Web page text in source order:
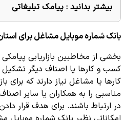
بیشتر بدانید : پیامک تبلیغاتی
بانک شماره موبایل مشاغل برای
بخشی از مخاطبین بازاریابی
کسب و کارها یا اصناف دیگر
کارها یا مشاغل نیاز دارند که برای
مناسبی را به همکاران یا سایر
در ارتباط باشند. برای هدف قرار